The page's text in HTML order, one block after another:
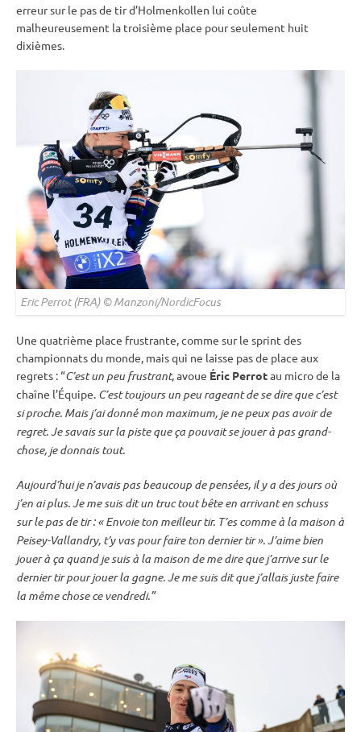
erreur sur le pas de tird’Holmenkollen lui coûte
malheureusement la troisième place pour seulement huit
dixièmes.
Eric Perrot (FRA) © Manzoni/NordicFocus
Une quatrième place frustrante, comme sur le sprint des
championnats du monde, mais qui ne laisse pas de place aux
regrets : “C’est un peu frustrant, avoue Éric Perrotau micro de la
chaîne l’Équipe. C’est toujours un peu rageant de se dire que c’est
si proche. Mais j’ai donné mon maximum, je ne peux pas avoir de
regret. Je savais sur la pisteque ça pouvait se jouer à pas grand-
chose, je donnais tout.
Aujourd’hui je n’avais pas beaucoup de pensées, il y a des jours où
j’en ai plus. Je me suis dit un truc tout bête en arrivant en schuss
sur lepas de tir: « Envoie ton meilleur tir. T’es comme à la maison à
Peisey-Vallandry, t’y vas pour faire ton dernier tir ». J’aime bien
jouer à ça quand je suis à la maison de me dire que j’arrive sur le
dernier tir pour jouer la gagne. Je me suis dit que j’allais juste faire
la même chose ce vendredi.”